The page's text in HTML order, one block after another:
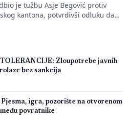
je tužbu Asje Begović protiv
kantona, potvrdivši odluku da
obnovi licenca za samostalan rad
uslova. Presuda bi mogla
koje bivši studenti spornih
Zloupotrebe javnih
bez sankcija
igra, pozorište na otvorenom
povratnike